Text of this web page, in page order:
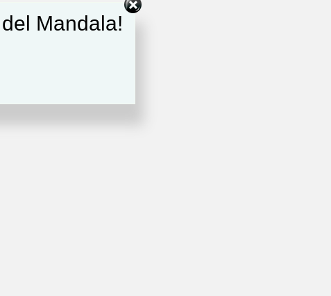
Mandala!